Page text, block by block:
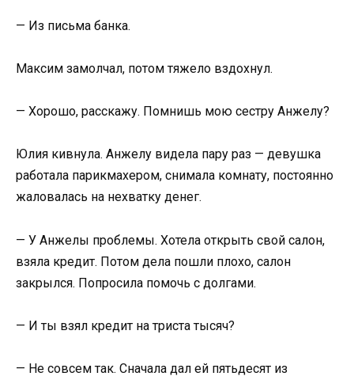
— Из письма банка.
Максим замолчал, потом тяжело вздохнул.
— Хорошо, расскажу. Помнишь мою сестру Анжелу?
Юлия кивнула. Анжелу видела пару раз — девушка
работала парикмахером, снимала комнату, постоянно
жаловалась на нехватку денег.
— У Анжелы проблемы. Хотела открыть свой салон,
взяла кредит. Потом дела пошли плохо, салон
закрылся. Попросила помочь с долгами.
— И ты взял кредит на триста тысяч?
— Не совсем так. Сначала дал ей пятьдесят из